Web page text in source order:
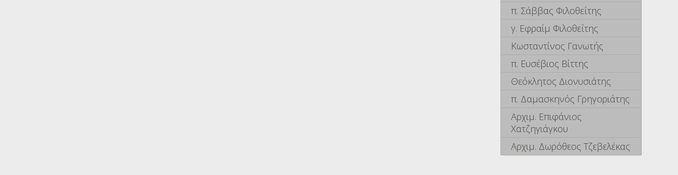
π. Σάββας Φιλοθεΐτης
γ. Εφραίμ Φιλοθεΐτης
Κωσταντίνος Γανωτής
π. Ευσέβιος Βίττης
Θεόκλητος Διονυσιάτης
π. Δαμασκηνός Γρηγοριάτης
Αρχιμ. Επιφάνιος
Χατζηγιάγκου
Αρχιμ. Δωρόθεος Τζεβελέκας